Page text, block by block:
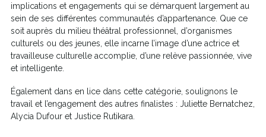
implications et engagements qui se démarquent largement au
sein de ses différentes communautés d’appartenance. Que ce
soit auprès du milieu théâtral professionnel, d’organismes
culturels ou des jeunes, elle incarne l’image d’une actrice et
travailleuse culturelle accomplie, d’une relève passionnée, vive
et intelligente.
Également dans en lice dans cette catégorie, soulignons le
travail et l’engagement des autres finalistes : Juliette Bernatchez,
Alycia Dufour et Justice Rutikara.